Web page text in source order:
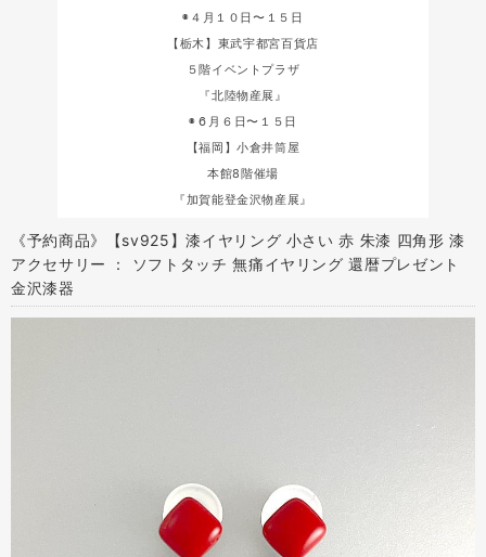
◉４月１０日〜１５日
【栃木】東武宇都宮百貨店
５階イベントプラザ
『北陸物産展』
◉６月６日〜１５日
【福岡】小倉井筒屋
本館8階催場
『加賀能登金沢物産展』
《予約商品》【sv925】漆イヤリング 小さい 赤 朱漆 四角形 漆
アクセサリー ： ソフトタッチ 無痛イヤリング 還暦プレゼント
金沢漆器